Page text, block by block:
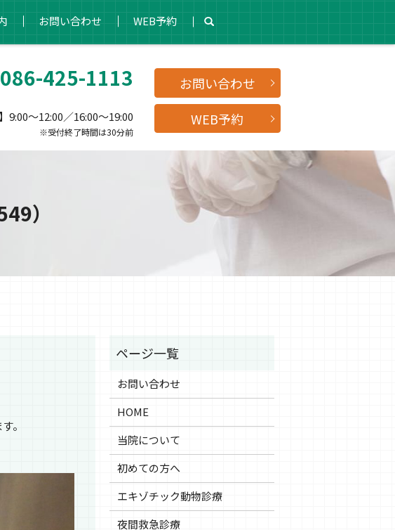
お問い合わせ WEB予約
086-425-1113
9:00～12:00／16:00～19:00
※受付終了時間は30分前
お問い合わせ
WEB予約
）
。
お問い合わせ
HOME
当院について
初めての方へ
エキゾチック動物診療
夜間救急診療